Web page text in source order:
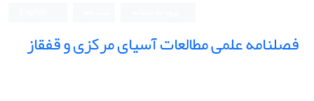
فصلنامه علمی مطالعات آسیای مرکزی و قفقاز